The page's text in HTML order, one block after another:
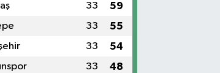
33 59
33 55
33 54
33 48